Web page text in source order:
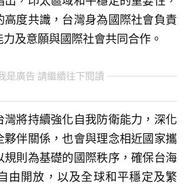
高度共識，台灣身為國際社會負責
及意願與國際社會共同合作。
是廣告 請繼續往下閱讀
灣將持續強化自我防衛能力，深化
夥伴關係，也會與理念相近國家攜
規則為基礎的國際秩序，確保台海
由開放，以及全球和平穩定及繁